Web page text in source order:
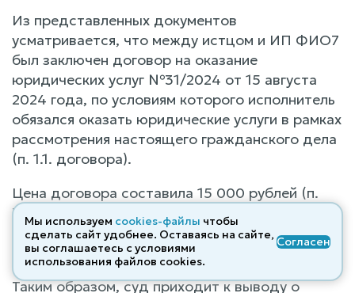
Из представленных документов
усматривается, что между истцом и ИП ФИО7
был заключен договор на оказание
юридических услуг №31/2024 от 15 августа
2024 года, по условиям которого исполнитель
обязался оказать юридические услуги в рамках
рассмотрения настоящего гражданского дела
(п. 1.1. договора).
Цена договора составила 15 000 рублей (п.
3.1. договора), которая была оплачена в
полном объеме, что подтверждается
квитанцией на оплату по договору.
Таким образом, суд приходит к выводу о
Мы используем cookies-файлы чтобы
сделать сайт удобнее. Оставаясь на сайте,
вы соглашаетесь с условиями
использования файлов cооkies.
Согласен